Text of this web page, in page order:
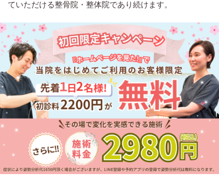
ていただける整骨院・整体院であり続けます。